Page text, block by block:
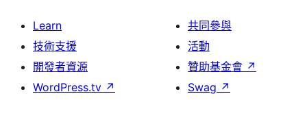
Learn
技術支援
開發者資源
WordPress.tv ↗
共同參與
活動
贊助基金會 ↗
Swag ↗